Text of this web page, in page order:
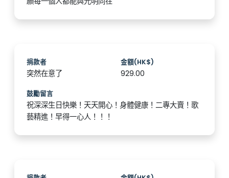
捐款者
突然在意了
金額(HK$)
929.00
鼓勵留言
祝深深生日快樂！天天開心！身體健康！二專大賣！歌
藝精進！早得一心人！！！